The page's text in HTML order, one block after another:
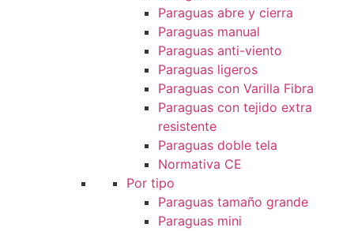
Paraguas abre y cierra
Paraguas manual
Paraguas anti-viento
Paraguas ligeros
Paraguas con Varilla Fibra
Paraguas con tejido extra
resistente
Paraguas doble tela
Normativa CE
Por tipo
Paraguas tamaño grande
Paraguas mini